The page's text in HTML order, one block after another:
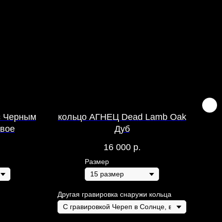
Черным
кольцо АГНЕЦ Dead Lamb Oak
Дуб
16 000 р.
Размер
Другая гравировка снаружи кольца